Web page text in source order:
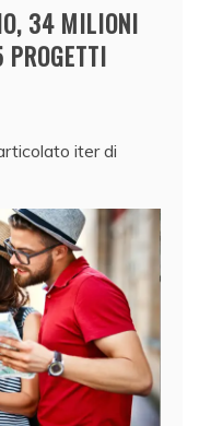
34 MILIONI
iter di